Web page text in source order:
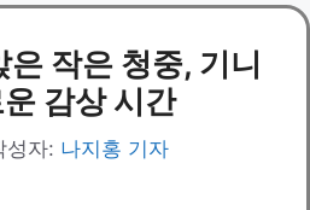
작은 청중, 기니
감상 시간
성자: 나지홍 기자